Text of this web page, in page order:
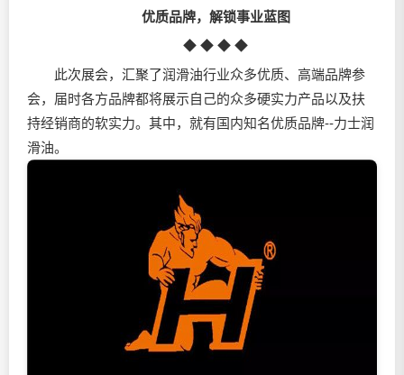
优质品牌，解锁事业蓝图
◆ ◆ ◆ ◆
此次展会，汇聚了润滑油行业众多优质、高端品牌参
会，届时各方品牌都将展示自己的众多硬实力产品以及扶
持经销商的软实力。其中，就有国内知名优质品牌--力士润
滑油。